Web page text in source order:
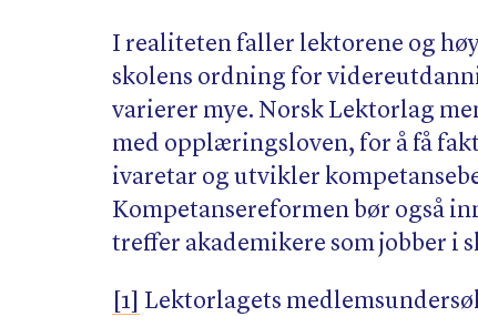
I realiteten faller lektorene og
skolens ordning for
varierer mye. Norsk Lektorlag
med opplæringsloven, for å få
ivaretar og utvikler
Kompetansereformen bør også
treffer akademikere som jobber i
[1] Lektorlagets